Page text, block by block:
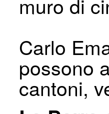
Carlo
possono
cantoni,